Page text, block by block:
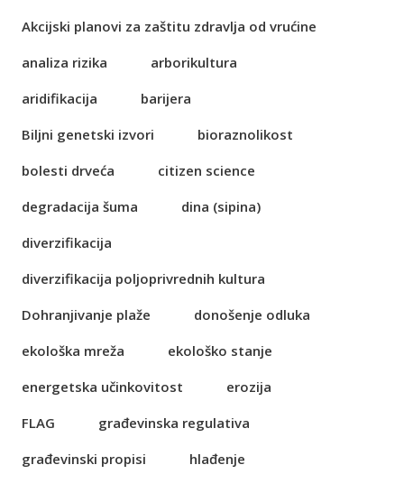
Akcijski planovi za zaštitu zdravlja od vrućine
analiza rizika
arborikultura
aridifikacija
barijera
Biljni genetski izvori
bioraznolikost
bolesti drveća
citizen science
degradacija šuma
dina (sipina)
diverzifikacija
diverzifikacija poljoprivrednih kultura
Dohranjivanje plaže
donošenje odluka
ekološka mreža
ekološko stanje
energetska učinkovitost
erozija
FLAG
građevinska regulativa
građevinski propisi
hlađenje